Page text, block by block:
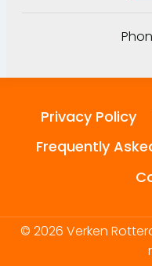
Privacy Policy
Frequently
© 2026 Verken